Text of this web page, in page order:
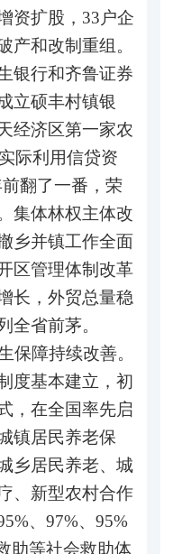
资扩股，33户企
产和改制重组。
银行和齐鲁证券
立硕丰村镇银
经济区第一家农
际利用信贷资
翻了一番，荣
集体林权主体改
乡并镇工作全面
区管理体制改革
长，外贸总量稳
全省前茅。
障持续改善。
度基本建立，初
，在全国率先启
镇居民养老保
乡居民养老、城
、新型农村合作
、97%、95%
助等社会救助体